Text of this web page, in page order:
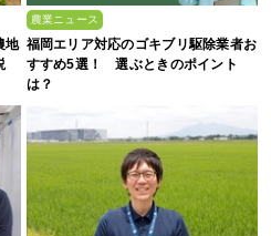
地
農業ニュース
福岡エリア対応のゴキブリ駆除業者お
すすめ5選！ 選ぶときのポイント
は？